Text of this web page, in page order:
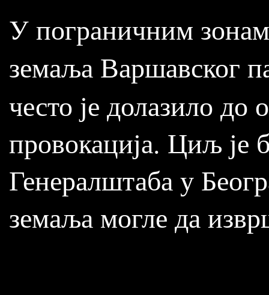
У пограничним
земаља Варшавског
често је долазило
провокација. Циљ је
Генералштаба у
земаља могле да